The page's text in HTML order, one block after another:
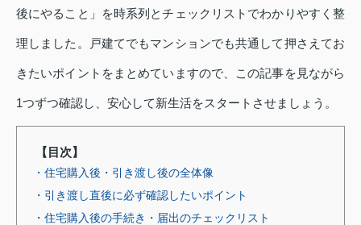
後にやること」を時系列とチェックリストでわかりやすく整
理しました。戸建てでもマンションでも共通して押さえてお
きたいポイントをまとめていますので、この記事を見ながら
1つずつ確認し、安心して新生活をスタートさせましょう。
【目次】
・住宅購入後・引き渡し後の全体像
・引き渡し直後に必ず確認したいポイント
・住宅購入後の手続き・届出のチェックリスト